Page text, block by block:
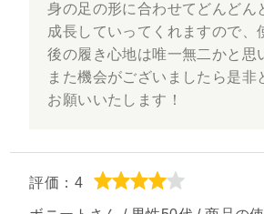
身の足の形に合わせてどんどん
成長していってくれますので、
後の履き心地は唯一無二かと思
また機会がございましたら是非
お願いいたします！
評価：4